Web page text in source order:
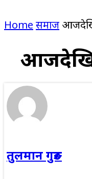
Home समाज
आजदेखि
तुलमान गुरुङ